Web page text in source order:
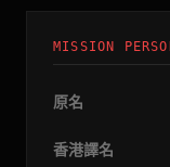
MISSION
原名
香港譯名